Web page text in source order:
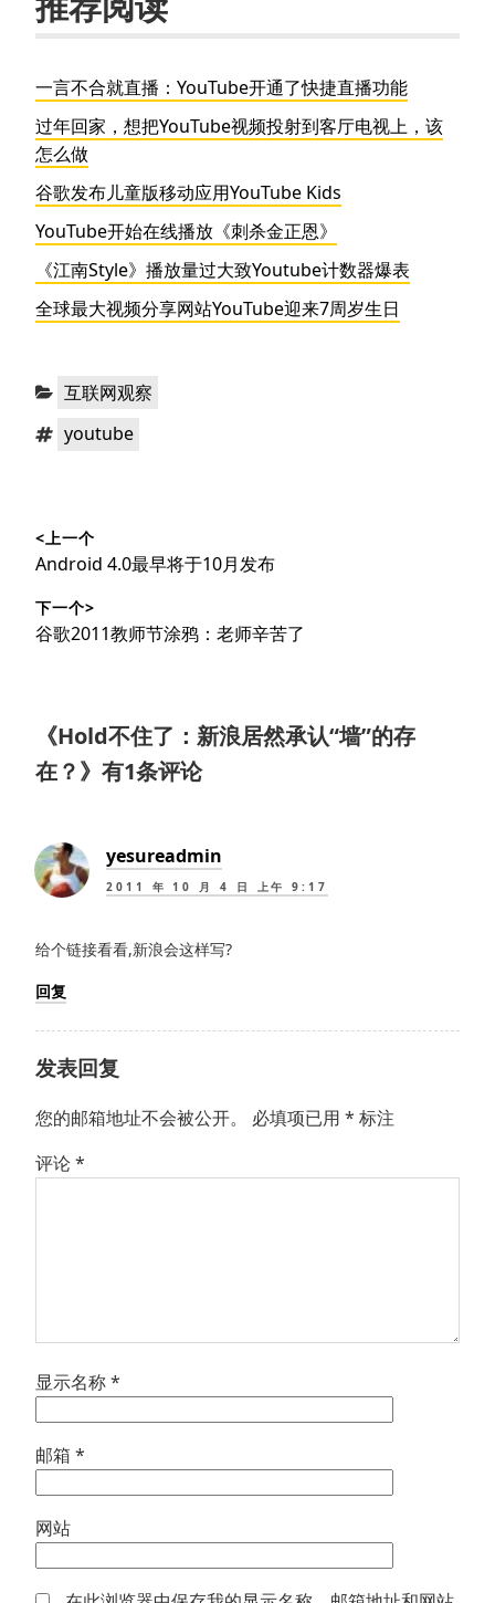
一言不合就直播：YouTube开通了快捷直播功能
过年回家，想把YouTube视频投射到客厅电视上，该
怎么做
谷歌发布儿童版移动应用YouTube Kids
YouTube开始在线播放《刺杀金正恩》
《江南Style》播放量过大致Youtube计数器爆表
全球最大视频分享网站YouTube迎来7周岁生日
分 互联网观察
标 youtube
章
导
航
<上一个
上
文
章：
Android 4.0最早将于10月发布
下一个>
下
谷歌2011教师节涂鸦：老师辛苦了
《Hold不住了：新浪居然承认“墙”的存
在？》有1条评论
yesureadmin
2011 年 10 月 4 日 上午 9:17
给个链接看看,新浪会这样写?
回复
发表回复
您的邮箱地址不会被公开。 必填项已用 * 标注
评论*
显示名称*
邮箱 *
网站